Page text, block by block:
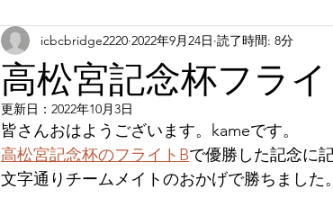
高松宮記念杯フラ
icbcbridge2220 2022年9月24日 読了時間: 8分
更新日： 2022年10月3日
皆さんおはようございます。kameです。
高松宮記念杯のフライトBで優勝した記念に
文字通りチームメイトのおかげで勝ちました